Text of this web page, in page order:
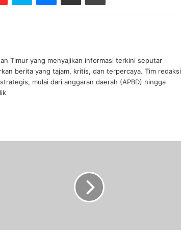
Timur yang menyajikan informasi terkini seputar
berita yang tajam, kritis, dan terpercaya. Tim redaksi
mulai dari anggaran daerah (APBD) hingga